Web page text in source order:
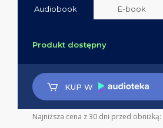
Audiobook E-book
Produkt dostępny
KUP W
Najniższa cena z 30 dni przed obniżką: